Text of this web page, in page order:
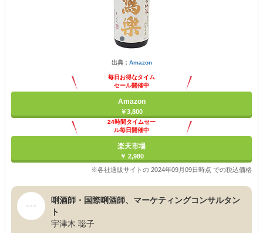
出典： Amazon
毎日お得なタイム
セール開催中
Amazon
￥3,800
24時間タイムセー
ル毎日開催中
楽天市場
￥ 2,980
※各社通販サイトの 2024年09月09日時点 での税込価格
唎酒師・国際唎酒師、マーケティングコンサルタン
ト
宇津木 聡子